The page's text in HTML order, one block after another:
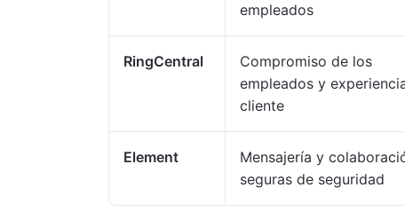
empleados
RingCentral
Compromiso de los
empleados y
cliente
Element
Mensajería y
seguras de seguridad